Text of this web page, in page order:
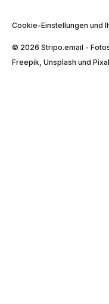
Cookie-Einstellungen und
© 2026 Stripо.email -
Freepik, Unsplash und